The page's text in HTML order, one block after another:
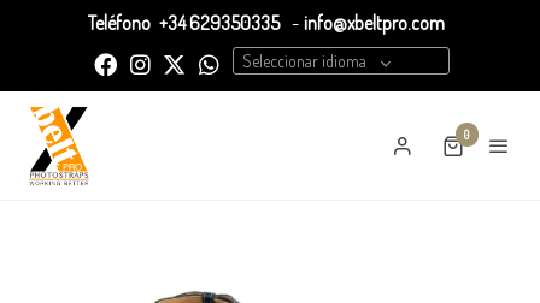
Teléfono +34 629350335 - info@xbeltpro.com
Seleccionar idioma
0